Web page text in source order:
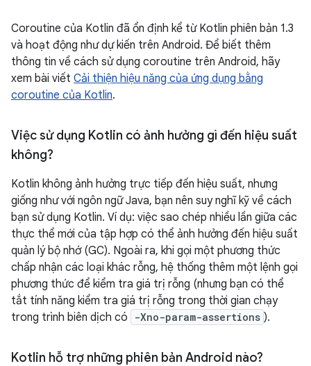
Coroutine của Kotlin đã ổn định kể từ Kotlin phiên bản 1.3
và hoạt động như dự kiến trên Android. Để biết thêm
thông tin về cách sử dụng coroutine trên Android, hãy
xem bài viết Cải thiện hiệu năng của ứng dụng bằng
coroutine của Kotlin.
Việc sử dụng Kotlin có ảnh hưởng gì đến hiệu suất
không?
Kotlin không ảnh hưởng trực tiếp đến hiệu suất, nhưng
giống như với ngôn ngữ Java, bạn nên suy nghĩ kỹ về cách
bạn sử dụng Kotlin. Ví dụ: việc sao chép nhiều lần giữa các
thực thể mới của tập hợp có thể ảnh hưởng đến hiệu suất
quản lý bộ nhớ (GC). Ngoài ra, khi gọi một phương thức
chấp nhận các loại khác rỗng, hệ thống thêm một lệnh gọi
phương thức để kiểm tra giá trị rỗng (nhưng bạn có thể
tắt tính năng kiểm tra giá trị rỗng trong thời gian chạy
trong trình biên dịch có
-Xno-param-assertions ).
Kotlin hỗ trợ những phiên bản Android nào?